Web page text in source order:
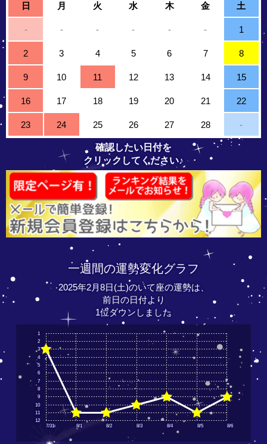
日 月 火 水 木 金 土
- - - - - - 1
2 3 4 5 6 7 8
9 10 11 12 13 14 15
16 17 18 19 20 21 22
23 24 25 26 27 28 -
確認したい日付を
クリックしてください♪
一週間の運勢変化グラフ
2025年2月8日(土)のいて座の運勢は、
前日の日付より
1位ダウンしました
7/31 8/1 8/2 8/3 8/4 8/5 8/6
12
11
10
9
8
7
6
5
4
3
2
1